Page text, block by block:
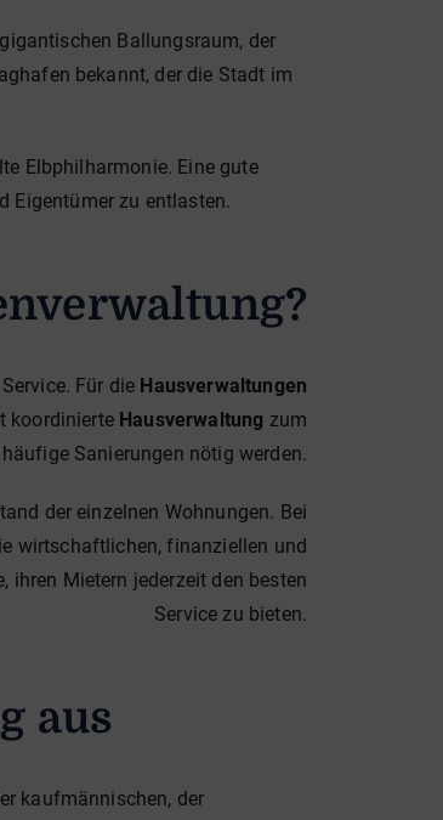
Ballungsraum, der
bekannt, der die Stadt im
Elbphilharmonie. Eine gute
Eigentümer zu entlasten.
Für die Hausverwaltungen
koordinierte Hausverwaltung zum
Sanierungen nötig werden.
der einzelnen Wohnungen. Bei
wirtschaftlichen, finanziellen und
ihren Mietern jederzeit den besten
Service zu bieten.
aus
kaufmännischen, der